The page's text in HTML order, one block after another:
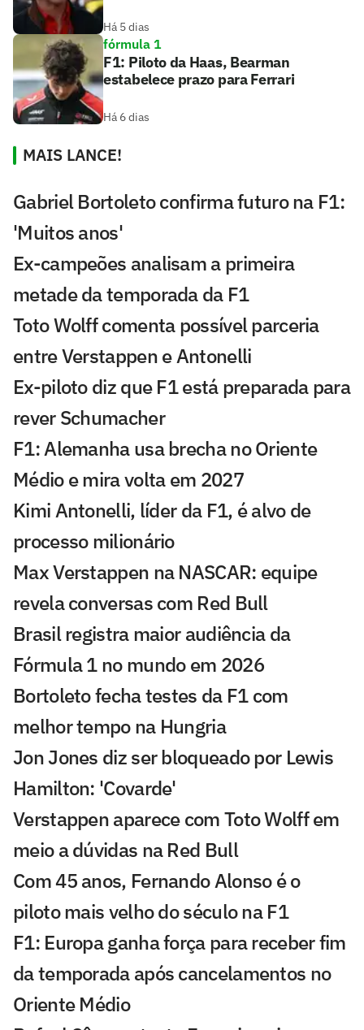
Há 5 dias
fórmula 1
F1: Piloto da Haas, Bearman
estabelece prazo para Ferrari
Há 6 dias
MAIS LANCE!
Gabriel Bortoleto confirma futuro na F1:
'Muitos anos'
Ex-campeões analisam a primeira
metade da temporada da F1
Toto Wolff comenta possível parceria
entre Verstappen e Antonelli
Ex-piloto diz que F1 está preparada para
rever Schumacher
F1: Alemanha usa brecha no Oriente
Médio e mira volta em 2027
Kimi Antonelli, líder da F1, é alvo de
processo milionário
Max Verstappen na NASCAR: equipe
revela conversas com Red Bull
Brasil registra maior audiência da
Fórmula 1 no mundo em 2026
Bortoleto fecha testes da F1 com
melhor tempo na Hungria
Jon Jones diz ser bloqueado por Lewis
Hamilton: 'Covarde'
Verstappen aparece com Toto Wolff em
meio a dúvidas na Red Bull
Com 45 anos, Fernando Alonso é o
piloto mais velho do século na F1
F1: Europa ganha força para receber fim
da temporada após cancelamentos no
Oriente Médio